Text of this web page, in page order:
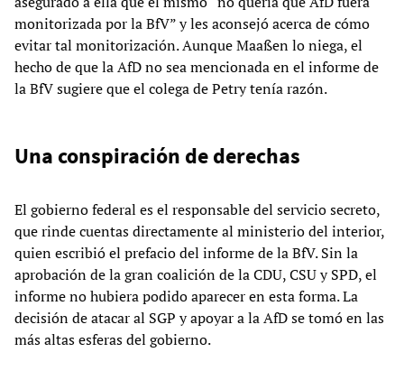
monitorizada por la BfV” y les aconsejó acerca de cómo
evitar tal monitorización. Aunque Maaßen lo niega, el
hecho de que la AfD no sea mencionada en el informe de
la BfV sugiere que el colega de Petry tenía razón.
Una conspiración de derechas
El gobierno federal es el responsable del servicio secreto,
que rinde cuentas directamente al ministerio del interior,
quien escribió el prefacio del informe de la BfV. Sin la
aprobación de la gran coalición de la CDU, CSU y SPD, el
informe no hubiera podido aparecer en esta forma. La
decisión de atacar al SGP y apoyar a la AfD se tomó en las
más altas esferas del gobierno.